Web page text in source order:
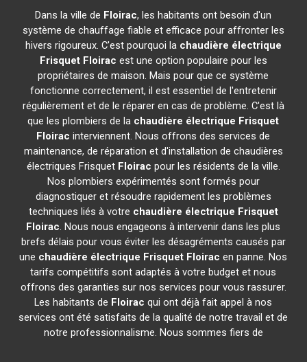
Dans la ville de Floirac, les habitants ont besoin d'un
système de chauffage fiable et efficace pour affronter les
hivers rigoureux. C'est pourquoi la chaudière électrique
Frisquet Floirac est une option populaire pour les
propriétaires de maison. Mais pour que ce système
fonctionne correctement, il est essentiel de l'entretenir
régulièrement et de le réparer en cas de problème. C'est là
que les plombiers de la chaudière électrique Frisquet
Floirac interviennent. Nous offrons des services de
maintenance, de réparation et d'installation de chaudières
électriques Frisquet Floirac pour les résidents de la ville.
Nos plombiers expérimentés sont formés pour
diagnostiquer et résoudre rapidement les problèmes
techniques liés à votre chaudière électrique Frisquet
Floirac. Nous nous engageons à intervenir dans les plus
brefs délais pour vous éviter les désagréments causés par
une chaudière électrique Frisquet Floirac en panne. Nos
tarifs compétitifs sont adaptés à votre budget et nous
offrons des garanties sur nos services pour vous rassurer.
Les habitants de Floirac qui ont déjà fait appel à nos
services ont été satisfaits de la qualité de notre travail et de
notre professionnalisme. Nous sommes fiers de